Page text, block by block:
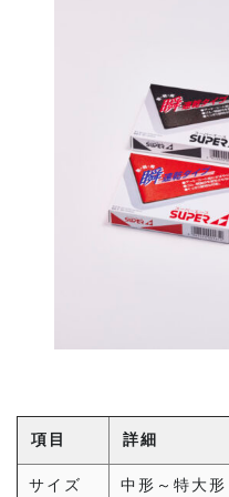
項目 詳細
サイズ 中形～特大形